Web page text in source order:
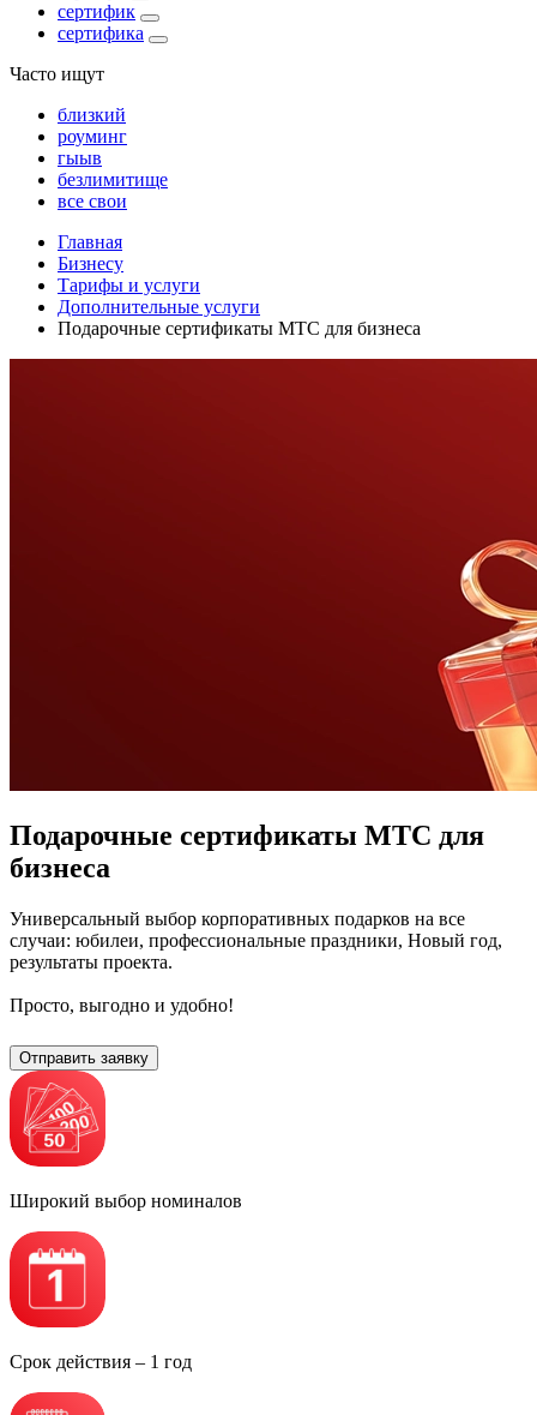
сертифик
сертифика
Часто ищут
близкий
роуминг
гыыв
безлимитище
все свои
Главная
Бизнесу
Тарифы и услуги
Дополнительные услуги
Подарочные сертификаты МТС для бизнеса
Подарочные сертификаты МТС для
бизнеса
Универсальный выбор корпоративных подарков на все
случаи: юбилеи, профессиональные праздники, Новый год,
результаты проекта.
Просто, выгодно и удобно!
Отправить заявку
Широкий выбор номиналов
Срок действия – 1 год